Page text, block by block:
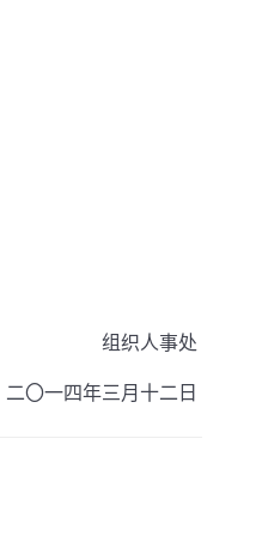
组织人事处
二〇一四年三月十二日